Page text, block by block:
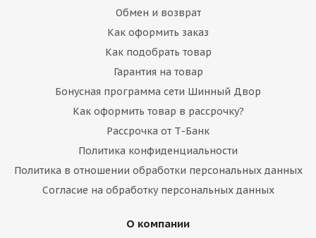
Обмен и возврат
Как оформить заказ
Как подобрать товар
Гарантия на товар
Бонусная программа сети Шинный Двор
Как оформить товар в рассрочку?
Рассрочка от Т-Банк
Политика конфиденциальности
Политика в отношении обработки персональных данных
Согласие на обработку персональных данных
О компании